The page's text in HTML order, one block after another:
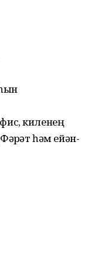
киленең
һәм ейән-